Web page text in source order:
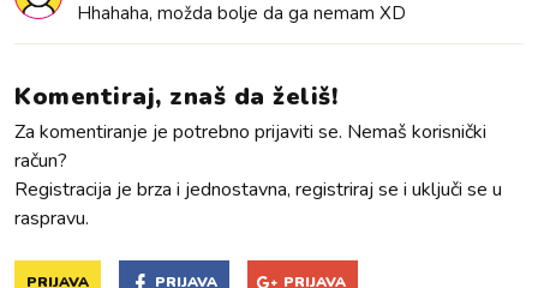
Hhahaha, možda bolje da ga nemam XD
Komentiraj, znaš da želiš!
Za komentiranje je potrebno prijaviti se. Nemaš korisnički
račun?
Registracija je brza i jednostavna, registriraj se i uključi se u
raspravu.
PRIJAVA PRIJAVA PRIJAVA